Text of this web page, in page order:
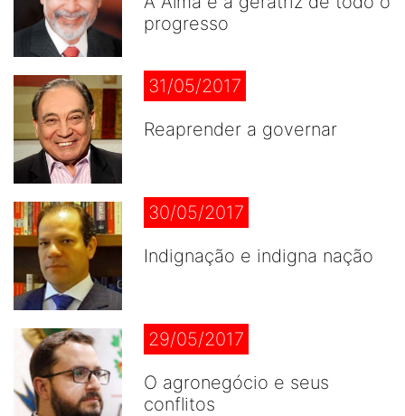
progresso
31/05/2017
Reaprender a governar
30/05/2017
Indignação e indigna nação
29/05/2017
O agronegócio e seus
conflitos